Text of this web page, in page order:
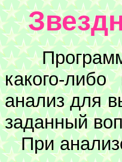
Программа
какого-
анализ для
заданный
При